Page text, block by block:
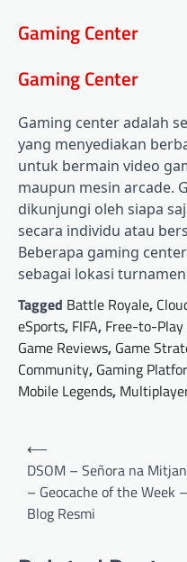
Gaming Center
Gaming Center
Gaming center adalah
yang menyediakan
untuk bermain video
maupun mesin arcade.
dikunjungi oleh siapa
secara individu atau
Beberapa gaming
sebagai lokasi
Tagged Battle Royale,
eSports, FIFA, Free-to-Play
Game Reviews, Game
Community, Gaming
Mobile Legends,
Post
navigation
⟵
DSOM – Señora na
– Geocache of the Week –
Blog Resmi